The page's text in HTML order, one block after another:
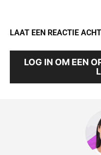
LAAT EEN REACTIE
LOG IN OM EEN